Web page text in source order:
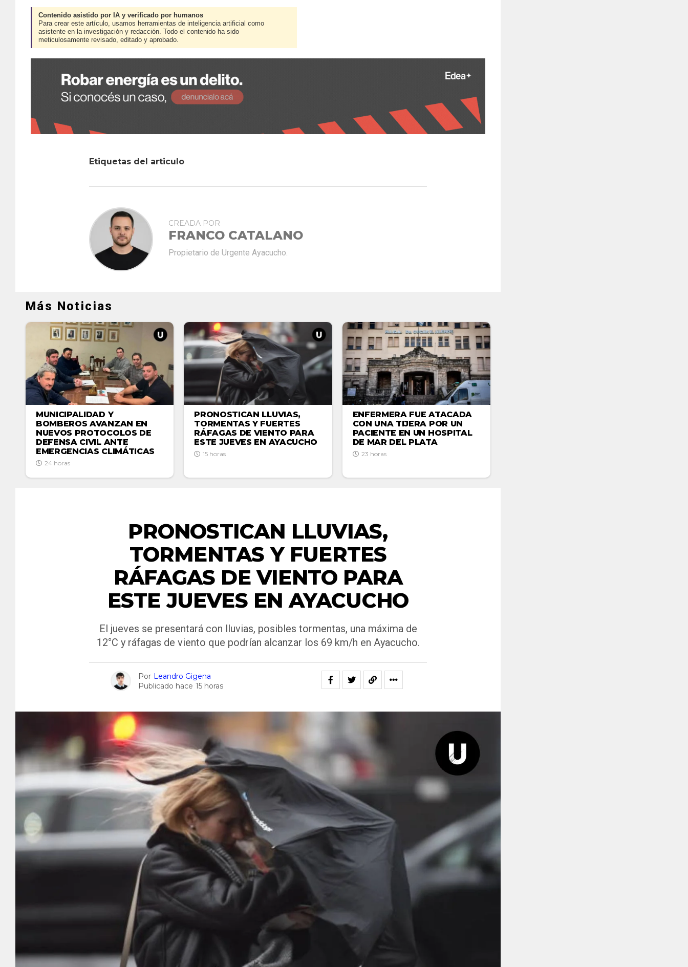
Contenido asistido por IA y verificado por humanos
Para crear este artículo, usamos herramientas de inteligencia artificial como
asistente en la investigación y redacción. Todo el contenido ha sido
meticulosamente revisado, editado y aprobado.
Etiquetas del articulo
CREADA POR
FRANCO CATALANO
Propietario de Urgente Ayacucho.
Más Noticias
MUNICIPALIDAD Y
BOMBEROS AVANZAN EN
NUEVOS PROTOCOLOS DE
DEFENSA CIVIL ANTE
EMERGENCIAS CLIMÁTICAS
24 horas
PRONOSTICAN LLUVIAS,
TORMENTAS Y FUERTES
RÁFAGAS DE VIENTO PARA
ESTE JUEVES EN AYACUCHO
15 horas
ENFERMERA FUE ATACADA
CON UNA TIJERA POR UN
PACIENTE EN UN HOSPITAL
DE MAR DEL PLATA
23 horas
PRONOSTICAN LLUVIAS,
TORMENTAS Y FUERTES
RÁFAGAS DE VIENTO PARA
ESTE JUEVES EN AYACUCHO
El jueves se presentará con lluvias, posibles tormentas, una máxima de
12°C y ráfagas de viento que podrían alcanzar los 69 km/h en Ayacucho.
Por Leandro Gigena
Publicado hace 15 horas